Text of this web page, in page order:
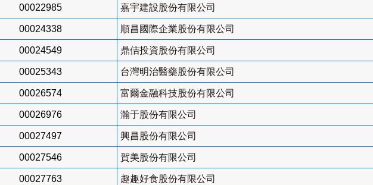
00022985 嘉宇建設股份有限公司
00024338 順昌國際企業股份有限公司
00024549 鼎佶投資股份有限公司
00025343 台灣明治醫藥股份有限公司
00026574 富爾金融科技股份有限公司
00026976 瀚于股份有限公司
00027497 興昌股份有限公司
00027546 賀美股份有限公司
00027763 趣趣好食股份有限公司